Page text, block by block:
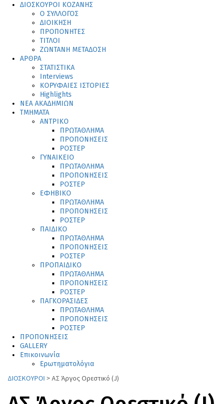
ΔΙΟΣΚΟΥΡΟΙ ΚΟΖΑΝΗΣ
Ο ΣΥΛΛΟΓΟΣ
ΔΙΟΙΚΗΣΗ
ΠΡΟΠΟΝΗΤΕΣ
ΤΙΤΛΟΙ
ΖΩΝΤΑΝΗ ΜΕΤΑΔΟΣΗ
ΑΡΘΡΑ
ΣΤΑΤΙΣΤΙΚΑ
Interviews
ΚΟΡΥΦΑΙΕΣ ΙΣΤΟΡΙΕΣ
Highlights
ΝΕΑ ΑΚΑΔΗΜΙΩΝ
ΤΜΗΜΑΤΑ
ΑΝΤΡΙΚΟ
ΠΡΩΤΑΘΛΗΜΑ
ΠΡΟΠΟΝΗΣΕΙΣ
ΡΟΣΤΕΡ
ΓΥΝΑΙΚΕΙΟ
ΠΡΩΤΑΘΛΗΜΑ
ΠΡΟΠΟΝΗΣΕΙΣ
ΡΟΣΤΕΡ
ΕΦΗΒΙΚΟ
ΠΡΩΤΑΘΛΗΜΑ
ΠΡΟΠΟΝΗΣΕΙΣ
ΡΟΣΤΕΡ
ΠΑΙΔΙΚΟ
ΠΡΩΤΑΘΛΗΜΑ
ΠΡΟΠΟΝΗΣΕΙΣ
ΡΟΣΤΕΡ
ΠΡΟΠΑΙΔΙΚΟ
ΠΡΩΤΑΘΛΗΜΑ
ΠΡΟΠΟΝΗΣΕΙΣ
ΡΟΣΤΕΡ
ΠΑΓΚΟΡΑΣΙΔΕΣ
ΠΡΩΤΑΘΛΗΜΑ
ΠΡΟΠΟΝΗΣΕΙΣ
ΡΟΣΤΕΡ
ΠΡΟΠΟΝΗΣΕΙΣ
GALLERY
Επικοινωνία
Ερωτηματολόγια
ΔΙΟΣΚΟΥΡΟΙ > ΑΣ Άργος Ορεστικό (J)